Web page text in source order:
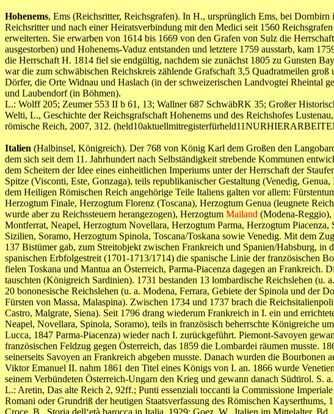
Hohenems, Ems (Reichsritter, Reichsgrafen). In H., ursprünglich Ems, bei
Reichsritter und nach einer Heiratsverbindung mit den Medici seit 1560
erweiterten. Sie erwarben von 1614 bis 1669 von den Grafen von Sulz die
ausgestorben) und Hohenems-Vaduz entstanden und letztere 1759 ausstarb, kam
die Herrschaft H. 1814 fiel sie endgültig, nachdem sie zunächst 1805 zu Gunsten
war die zum schwäbischen Reichskreis zählende Grafschaft 3,5 Quadratmeilen
Dörfer, die Orte Widnau und Haslach (in der schweizerischen Landvogtei Rheintal
und Laubendorf (in Böhmen).
L.: Wolff 205; Zeumer 553 II b 61, 13; Wallner 687 SchwäbRK 35; Großer
Welti, L., Geschichte der Reichsgrafschaft Hohenems und des Reichshofes
römische Reich, 2007, 312.
Italien (Halbinsel, Königreich). Der 768 von König Karl dem Großen den
dem sich seit dem 11. Jahrhundert nach Selbständigkeit strebende Kommunen
dem Scheitern der Idee eines einheitlichen Imperiums unter der Herrschaft der
Spitze (Visconti, Este, Gonzaga), teils republikanischer Gestaltung (Venedig,
dem Heiligen Römischen Reich angehörige Teile Italiens galten vor allem:
Herzogtum Finale, Herzogtum Florenz (Toscana), Herzogtum Genua (leugnete
wurde aber zu Reichssteuern herangezogen), Herzogtum Mailand (Modena-
Montferrat, Neapel, Herzogtum Novellara, Herzogtum Parma, Herzogtum
Sizilien, Soramo, Herzogtum Spinola, Toscana/Toskana sowie Venedig. Mit dem
137 Bistümer gab, zum Streitobjekt zwischen Frankreich und Spanien/Habsburg, in
spanischen Erbfolgestreit (1701-1713/1714) die spanische Linie der französischen
fielen Toskana und Mantua an Österreich, Parma-Piacenza dagegen an
tauschten (Königreich Sardinien). 1731 bestanden 13 lombardische Reichslehen (u. a.
20 bononesische Reichslehen (u. a. Modena, Ferrara, Gebiete der Spinola und der
Fürsten von Massa, Malaspina). Zwischen 1734 und 1737 brach die
Castro, Malgrate, Siena). Seit 1796 drang wiederum Frankreich in I. ein und
Neapel, Novellara, Spinola, Soramo), teils in französisch beherrschte Königreiche
Lucca, 1847 Parma-Piacenza) wieder nach I. zurückgeführt. Piemont-Savoyen
französischen Feldzug gegen Österreich, das 1859 die Lombardei räumen musste.
seinerseits Savoyen an Frankreich abgeben musste. Danach wurden die
Viktor Emanuel II. nahm 1861 den Titel eines Königs von I. an. 1866 wurde
seinem Verbündeten Österreich-Ungarn den Krieg und gewann danach Südtirol. S.
L.: Aretin, Das alte Reich 2, 92ff.; Punti essenziali toccanti la Commissione
Romani oder Grundriß der heutigen Staatsverfassung des Römischen
Croce, B., Storia dell‘età barocca in Italia, 1929; Goez, W., Italien im Mittelalter,